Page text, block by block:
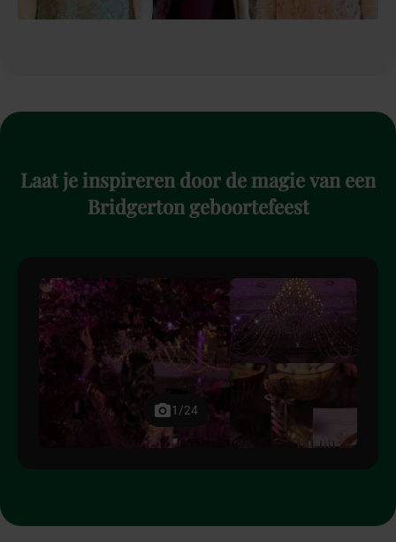
Laatjeinspireren door demagievan een
Bridgerton geboortefeest
1/24